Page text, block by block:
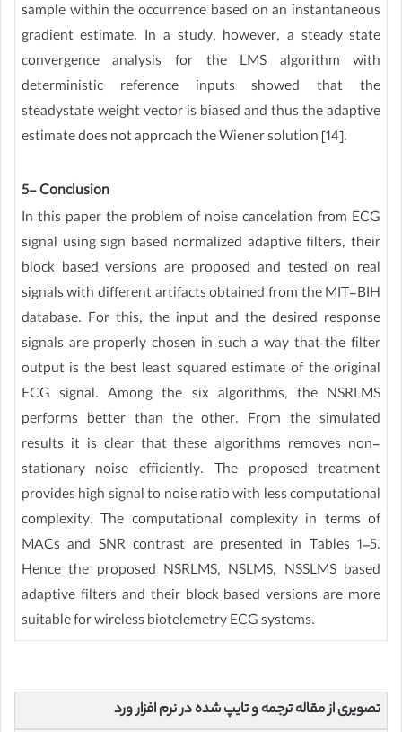
sample within the occurrence based on an instantaneous
gradient estimate. In a study, however, a steady state
convergence analysis for the LMS algorithm with
deterministic reference inputs showed that the
steadystate weight vector is biased and thus the adaptive
estimate does not approach the Wiener solution [14].
5- Conclusion
In this paper the problem of noise cancelation from ECG
signal using sign based normalized adaptive filters, their
block based versions are proposed and tested on real
signals with different artifacts obtained from the MIT-BIH
database. For this, the input and the desired response
signals are properly chosen in such a way that the filter
output is the best least squared estimate of the original
ECG signal. Among the six algorithms, the NSRLMS
performs better than the other. From the simulated
results it is clear that these algorithms removes non-
stationary noise efficiently. The proposed treatment
provides high signal to noise ratio with less computational
complexity. The computational complexity in terms of
MACs and SNR contrast are presented in Tables 1–5.
Hence the proposed NSRLMS, NSLMS, NSSLMS based
adaptive filters and their block based versions are more
suitable for wireless biotelemetry ECG systems.
تصویری از مقاله ترجمه و تایپ شده در نرم افزار ورد